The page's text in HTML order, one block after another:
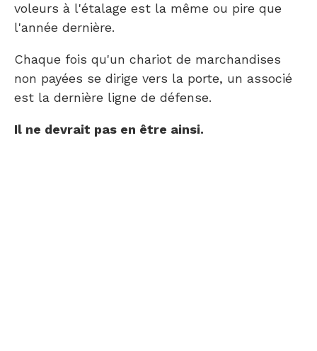
voleurs à l'étalage est la même ou pire que
l'année dernière.
Chaque fois qu'un chariot de marchandises
non payées se dirige vers la porte, un associé
est la dernière ligne de défense.
Il ne devrait pas en être ainsi.